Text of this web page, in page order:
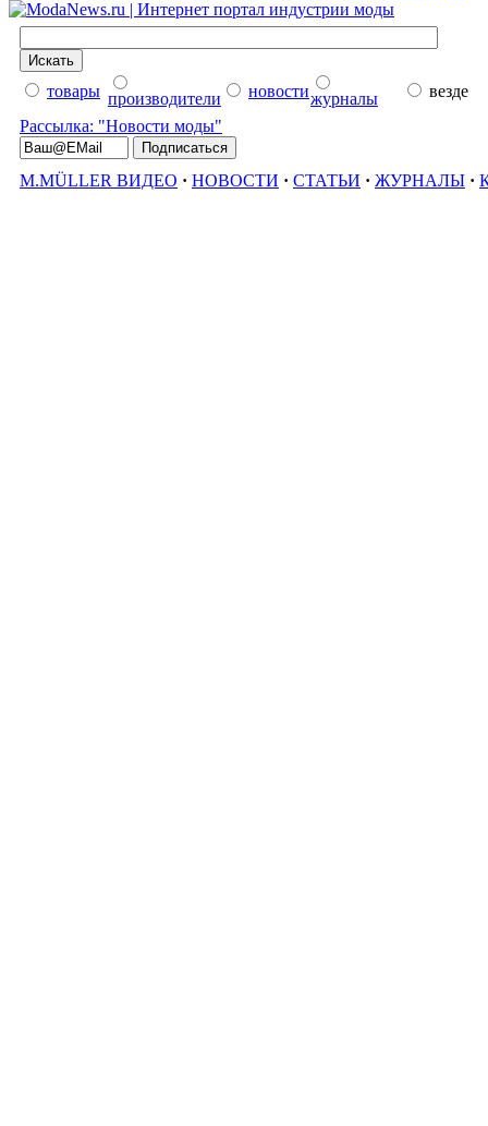
товары производители новостижурналы
везде
Рассылка: "Новости моды"
M.MÜLLER ВИДЕО · НОВОСТИ · СТАТЬИ · ЖУРНАЛЫ ·